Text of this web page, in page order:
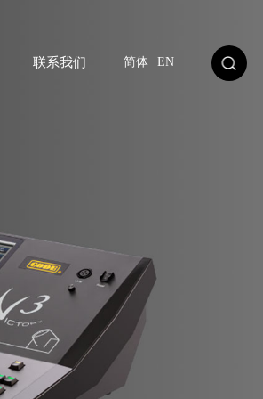
联系我们 简体 EN